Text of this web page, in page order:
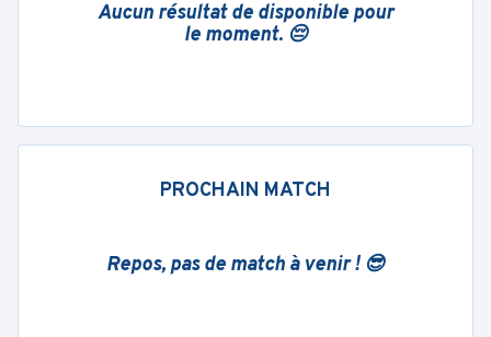
Aucun résultat de disponible pour
le moment. 😔
PROCHAIN MATCH
Repos, pas de match à venir ! 😎